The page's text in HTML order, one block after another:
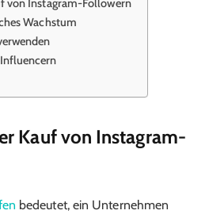
von Instagram-Followern
Wachstum
Kauf von Instagram-
bedeutet, ein Unternehmen